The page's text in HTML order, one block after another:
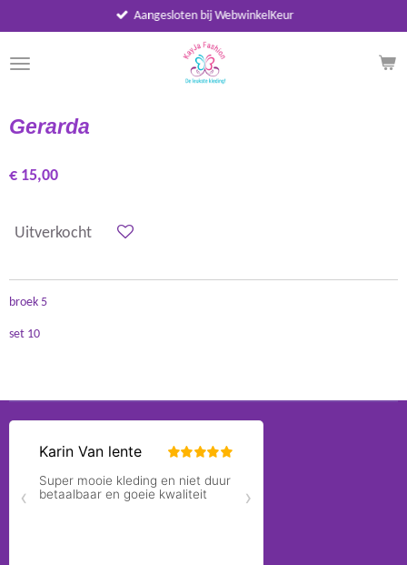
direct
naar
de
Aangesloten bij WebwinkelKeur
Gerarda
€ 15,00
Uitverkocht
broek 5
set 10